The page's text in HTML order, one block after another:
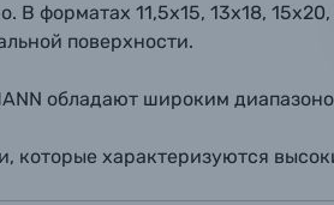
В форматах 11,5х15, 13х18,
поверхности.
обладают широким
которые характеризуются